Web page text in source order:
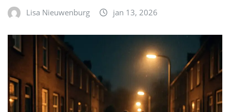
Lisa Nieuwenburg jan 13, 2026